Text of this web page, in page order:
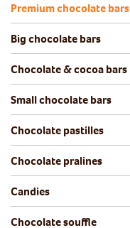
Premium chocolate bars
Big chocolate bars
Chocolate & cocoa bars
Small chocolate bars
Chocolate pastilles
Chocolate pralines
Candies
Chocolate souffle